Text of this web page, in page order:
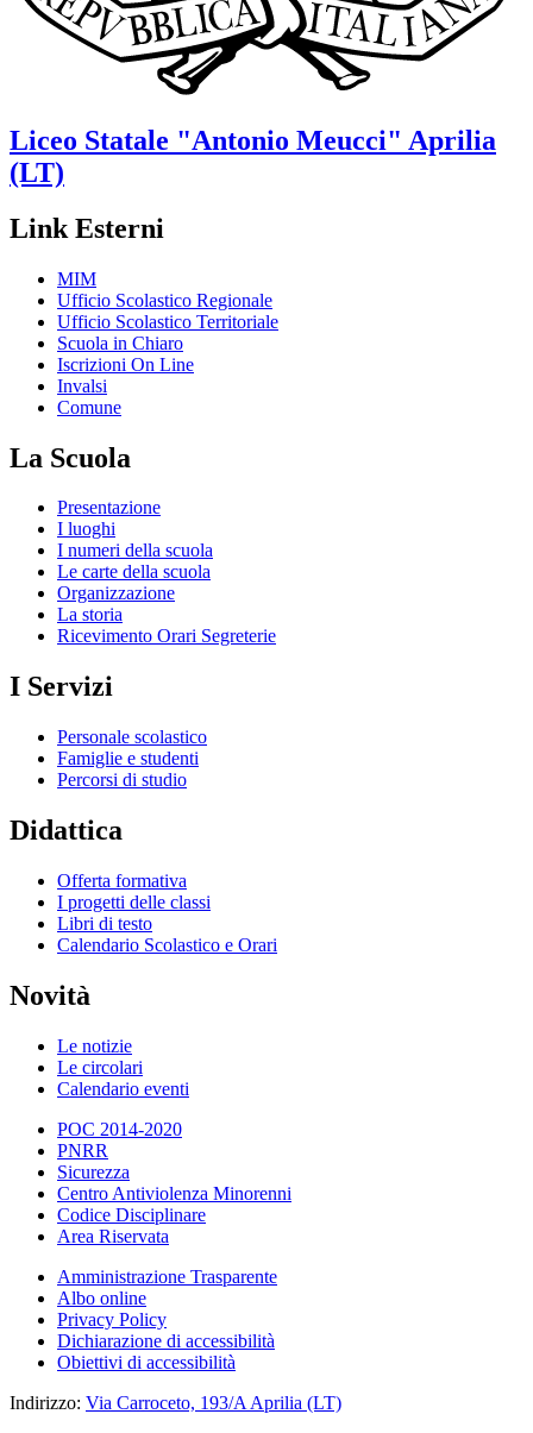
Liceo Statale "Antonio Meucci" Aprilia
(LT)
Link Esterni
MIM
Ufficio Scolastico Regionale
Ufficio Scolastico Territoriale
Scuola in Chiaro
Iscrizioni On Line
Invalsi
Comune
La Scuola
Presentazione
I luoghi
I numeri della scuola
Le carte della scuola
Organizzazione
La storia
Ricevimento Orari Segreterie
I Servizi
Personale scolastico
Famiglie e studenti
Percorsi di studio
Didattica
Offerta formativa
I progetti delle classi
Libri di testo
Calendario Scolastico e Orari
Novità
Le notizie
Le circolari
Calendario eventi
POC 2014-2020
PNRR
Sicurezza
Centro Antiviolenza Minorenni
Codice Disciplinare
Area Riservata
Amministrazione Trasparente
Albo online
Privacy Policy
Dichiarazione di accessibilità
Obiettivi di accessibilità
Indirizzo: Via Carroceto, 193/A Aprilia (LT)